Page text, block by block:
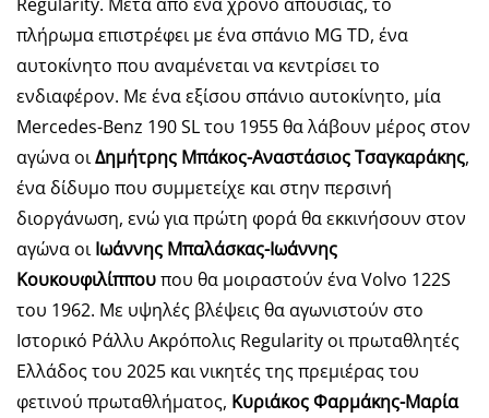
πλήρωμα επιστρέφει με ένα σπάνιο MG TD, ένα
αυτοκίνητο που αναμένεται να κεντρίσει το
ενδιαφέρον. Με ένα εξίσου σπάνιο αυτοκίνητο, μία
Mercedes-Benz 190 SL του 1955 θα λάβουν μέρος στον
αγώνα οιΔημήτρης Μπάκος-Αναστάσιος Τσαγκαράκης,
ένα δίδυμο που συμμετείχε και στην περσινή
διοργάνωση, ενώ για πρώτη φορά θα εκκινήσουν στον
αγώνα οιΙωάννης Μπαλάσκας-Ιωάννης
Κουκουφιλίππουπου θα μοιραστούν ένα Volvo 122S
του 1962. Με υψηλές βλέψεις θα αγωνιστούν στο
Ιστορικό Ράλλυ Ακρόπολις Regularity οι πρωταθλητές
Ελλάδος του 2025 και νικητές της πρεμιέρας του
φετινού πρωταθλήματος, Κυριάκος Φαρμάκης-Μαρία